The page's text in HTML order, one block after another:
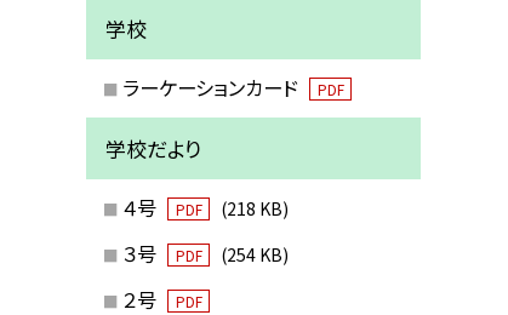
学校
ラーケーションカード PDF
学校だより
４号 PDF (218 KB)
３号 PDF (254 KB)
２号 PDF